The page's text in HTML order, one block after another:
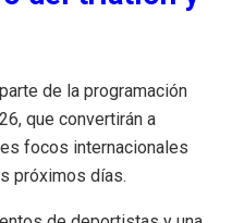
de la programación
que convertirán a
focos internacionales
próximos días.